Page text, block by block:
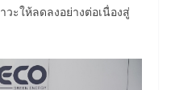
ะให้ลดลงอย่างต่อเนื่องสู่